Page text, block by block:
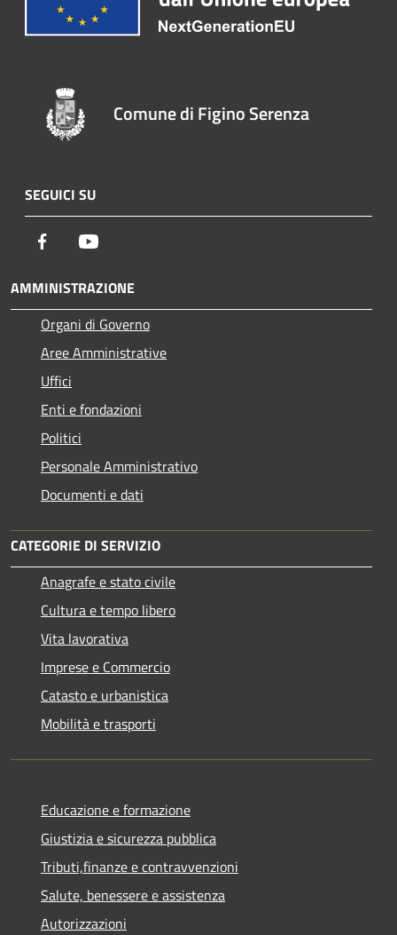
Comune di Figino Serenza
SEGUICI SU
Facebook
AMMINISTRAZIONE
Organi di Governo
Aree Amministrative
Uffici
Enti e fondazioni
Politici
Personale Amministrativo
Documenti e dati
CATEGORIE DI SERVIZIO
Anagrafe e stato civile
Cultura e tempo libero
Vita lavorativa
Imprese e Commercio
Catasto e urbanistica
Mobilità e trasporti
Educazione e formazione
Giustizia e sicurezza pubblica
Tributi,finanze e contravvenzioni
Salute, benessere e assistenza
Autorizzazioni